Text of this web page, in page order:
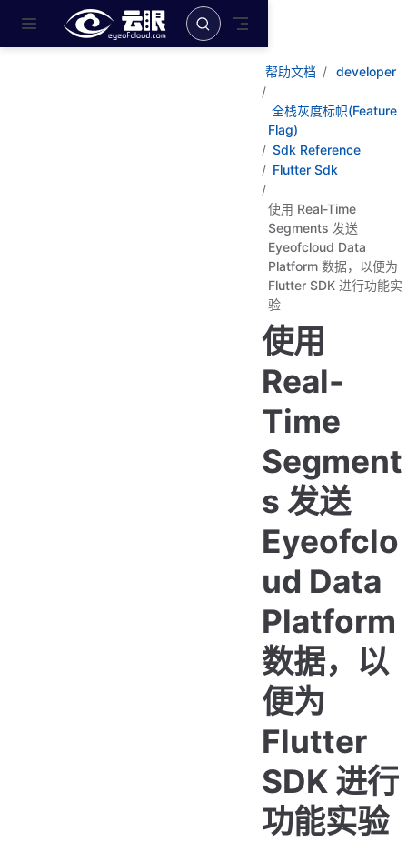
跳至主要內容
帮助文档 developer
全栈灰度标帜(Feature
Flag)
Sdk Reference
Flutter Sdk
使用 Real-Time
Segments 发送
Eyeofcloud Data
Platform 数据，以便为
Flutter SDK 进行功能实
验
使用
Real-
Time
Segment
s 发送
Eyeofclo
ud Data
Platform
数据，以
便为
Flutter
SDK 进行
功能实验